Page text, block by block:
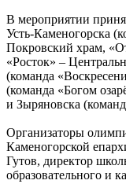
В мероприятии
Усть-Каменогорска
Покровский храм,
«Росток» –
(команда
(команда «Богом
и Зыряновска
Организаторы
Каменогорской
Гутов, директор
образовательного и